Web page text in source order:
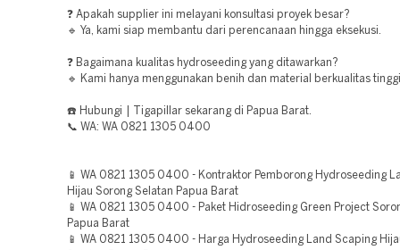
❓ Apakah supplier ini melayani konsultasi proyek besar?
🔹 Ya, kami siap membantu dari perencanaan hingga eksekusi.
❓ Bagaimana kualitas hydroseeding yang ditawarkan?
🔹 Kami hanya menggunakan benih dan material berkualitas
☎️ Hubungi | Tigapillar sekarang di Papua Barat.
📞 WA: WA 0821 1305 0400
📱 WA 0821 1305 0400 - Kontraktor Pemborong Hydroseeding
Hijau Sorong Selatan Papua Barat
📱 WA 0821 1305 0400 - Paket Hidroseeding Green Project
Papua Barat
📱 WA 0821 1305 0400 - Harga Hydroseeding Land Scaping